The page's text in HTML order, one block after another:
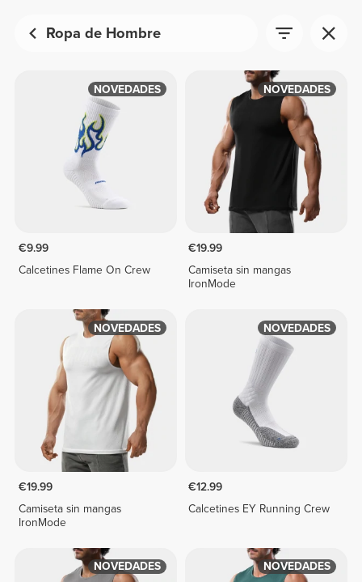
Ropa de Hombre
NOVEDADES
€9.99
Calcetines Flame On Crew
NOVEDADES
€19.99
Camiseta sin mangas
IronMode
NOVEDADES
€19.99
Camiseta sin mangas
IronMode
NOVEDADES
€12.99
Calcetines EY Running Crew
NOVEDADES NOVEDADES